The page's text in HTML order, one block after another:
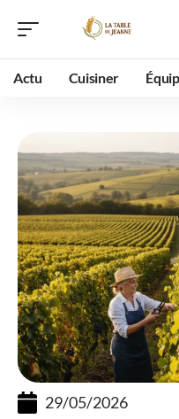
Actu Cuisiner
29/05/2026